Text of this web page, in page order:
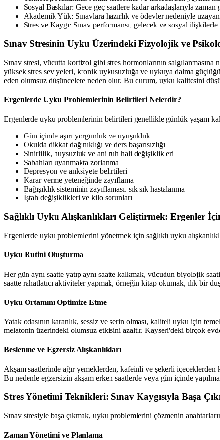
Sosyal Baskılar: Gece geç saatlere kadar arkadaşlarıyla zaman
Akademik Yük: Sınavlara hazırlık ve ödevler nedeniyle uzayan
Stres ve Kaygı: Sınav performansı, gelecek ve sosyal
Sınav Stresinin Uyku Üzerindeki Fizyolojik ve
Sınav stresi, vücutta kortizol gibi stres hormonlarının
yüksek stres seviyeleri, kronik uykusuzluğa ve uykuya dalma
eden olumsuz düşüncelere neden olur. Bu durum, uyku kalitesini
Ergenlerde Uyku Problemlerinin Belirtileri Nelerdir?
Ergenlerde uyku problemlerinin belirtileri genellikle günlük yaşam
Gün içinde aşırı yorgunluk ve uyuşukluk
Okulda dikkat dağınıklığı ve ders başarısızlığı
Sinirlilik, huysuzluk ve ani ruh hali değişiklikleri
Sabahları uyanmakta zorlanma
Depresyon ve anksiyete belirtileri
Karar verme yeteneğinde zayıflama
Bağışıklık sisteminin zayıflaması, sık sık hastalanma
İştah değişiklikleri ve kilo sorunları
Sağlıklı Uyku Alışkanlıkları Geliştirmek: Ergenler
Ergenlerde uyku problemlerini yönetmek için sağlıklı uyku
Uyku Rutini Oluşturma
Her gün aynı saatte yatıp aynı saatte kalkmak, vücudun biyolojik
saatte rahatlatıcı aktiviteler yapmak, örneğin kitap okumak, ılık bir
Uyku Ortamını Optimize Etme
Yatak odasının karanlık, sessiz ve serin olması, kaliteli uyku için
melatonin üzerindeki olumsuz etkisini azaltır. Kayseri'deki birçok
Beslenme ve Egzersiz Alışkanlıkları
Akşam saatlerinde ağır yemeklerden, kafeinli ve şekerli
Bu nedenle egzersizin akşam erken saatlerde veya gün içinde
Stres Yönetimi Teknikleri: Sınav Kaygısıyla Başa
Sınav stresiyle başa çıkmak, uyku problemlerini çözmenin
Zaman Yönetimi ve Planlama